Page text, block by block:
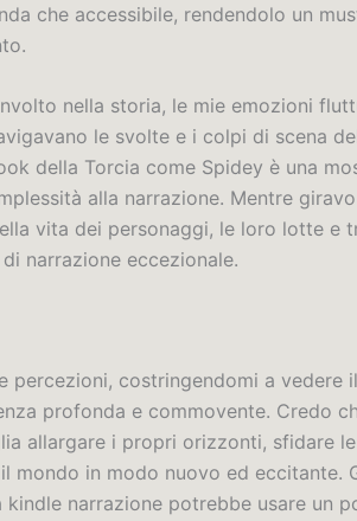
che accessibile, rendendolo un
nella storia, le mie emozioni
le svolte e i colpi di scena
della Torcia come Spidey è una
alla narrazione. Mentre
vita dei personaggi, le loro lotte e
narrazione eccezionale.
percezioni, costringendomi a vedere
profonda e commovente. Credo
allargare i propri orizzonti, sfidare le
mondo in modo nuovo ed eccitante.
narrazione potrebbe usare un